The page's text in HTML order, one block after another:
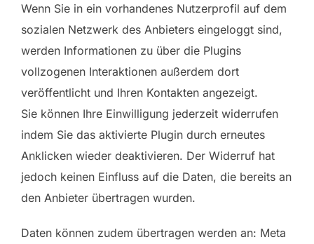
Wenn Sie in ein vorhandenes Nutzerprofil auf dem
sozialen Netzwerk des Anbieters eingeloggt sind,
werden Informationen zu über die Plugins
vollzogenen Interaktionen außerdem dort
veröffentlicht und Ihren Kontakten angezeigt.
Sie können Ihre Einwilligung jederzeit widerrufen
indem Sie das aktivierte Plugin durch erneutes
Anklicken wieder deaktivieren. Der Widerruf hat
jedoch keinen Einfluss auf die Daten, die bereits an
den Anbieter übertragen wurden.
Daten können zudem übertragen werden an: Meta